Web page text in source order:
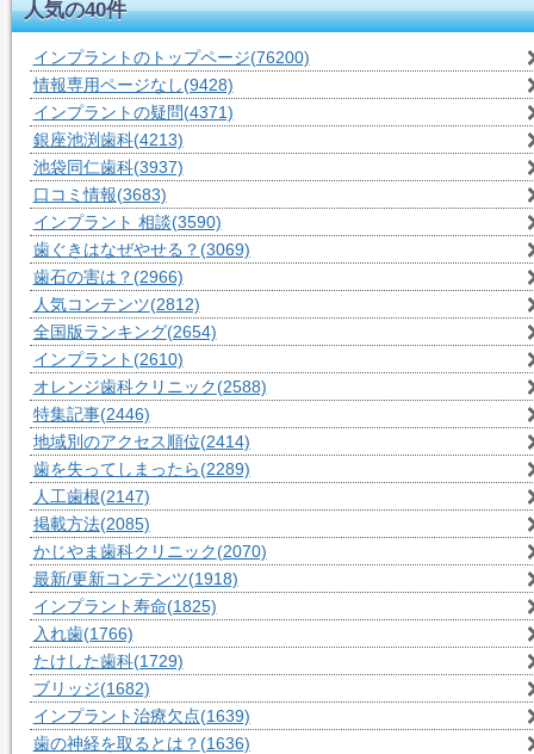
人気の40件
インプラントのトップページ(76200)
情報専用ページなし(9428)
インプラントの疑問(4371)
銀座池渕歯科(4213)
池袋同仁歯科(3937)
口コミ情報(3683)
インプラント 相談(3590)
歯ぐきはなぜやせる？ (3069)
歯石の害は？ (2966)
人気コンテンツ(2812)
全国版ランキング(2654)
インプラント (2610)
オレンジ歯科クリニック(2588)
特集記事(2446)
地域別のアクセス順位(2414)
歯を失ってしまったら(2289)
人工歯根(2147)
掲載方法(2085)
かじやま歯科クリニック(2070)
最新/更新コンテンツ(1918)
インプラント寿命(1825)
入れ歯(1766)
たけした歯科(1729)
ブリッジ(1682)
インプラント治療欠点(1639)
歯の神経を取るとは？ (1636)